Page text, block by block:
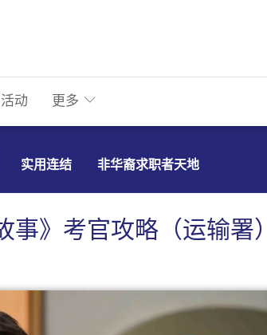
活动 更多
实用连结 非华裔求职者天地
事》考官攻略（运输署）